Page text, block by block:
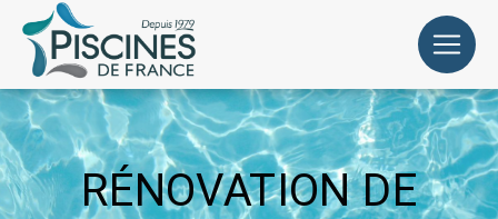
RÉNOVATION DE
Panneau de gestion des cookies